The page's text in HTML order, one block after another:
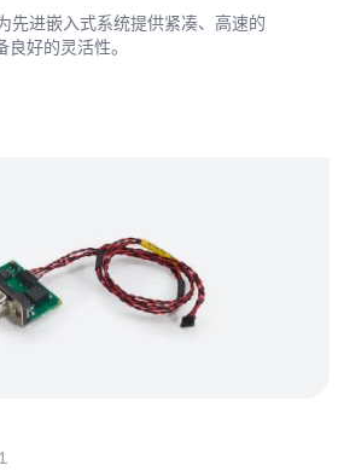
先进嵌入式系统提供紧凑、高速的
好的灵活性。